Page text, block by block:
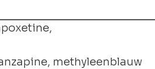
methyleenblauw